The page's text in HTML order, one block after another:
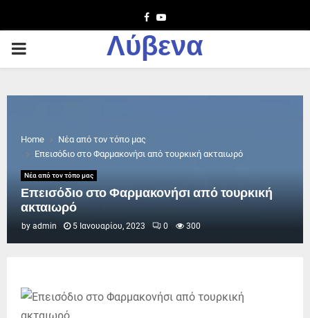
Facebook
Youtube
PRIMARY
Λύβενα
Home
Νέα από τον τόπο μας
Επεισόδιο στο Φαρμακονήσι από τουρκική ακταιωρό
Νέα από τον τόπο μας
Επεισόδιο στο Φαρμακονήσι από τουρκική
ακταιωρό
by admin 5 Ιανουαρίου, 2023 0 300